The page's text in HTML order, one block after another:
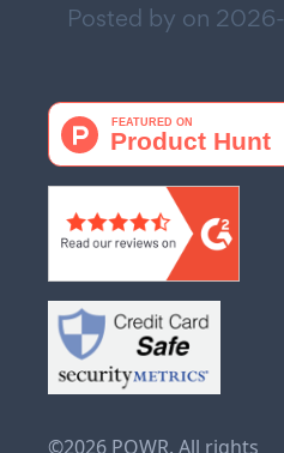
Posted by on
©2026 POWR. All rights